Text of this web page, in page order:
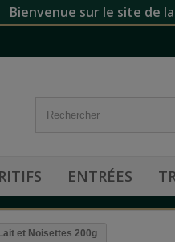
Bienvenue sur le site de
ENTRÉES
et Noisettes 200g